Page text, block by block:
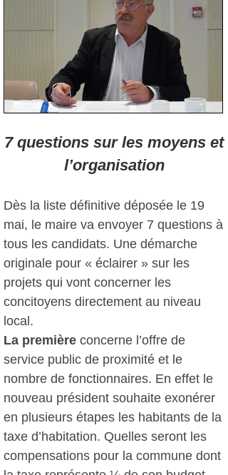
7 questions sur les moyens et
l’organisation
Dès la liste définitive déposée le 19
mai, le maire va envoyer 7 questions à
tous les candidats. Une démarche
originale pour « éclairer » sur les
projets qui vont concerner les
concitoyens directement au niveau
local.
La première concerne l’offre de
service public de proximité et le
nombre de fonctionnaires. En effet le
nouveau président souhaite exonérer
en plusieurs étapes les habitants de la
taxe d’habitation. Quelles seront les
compensations pour la commune dont